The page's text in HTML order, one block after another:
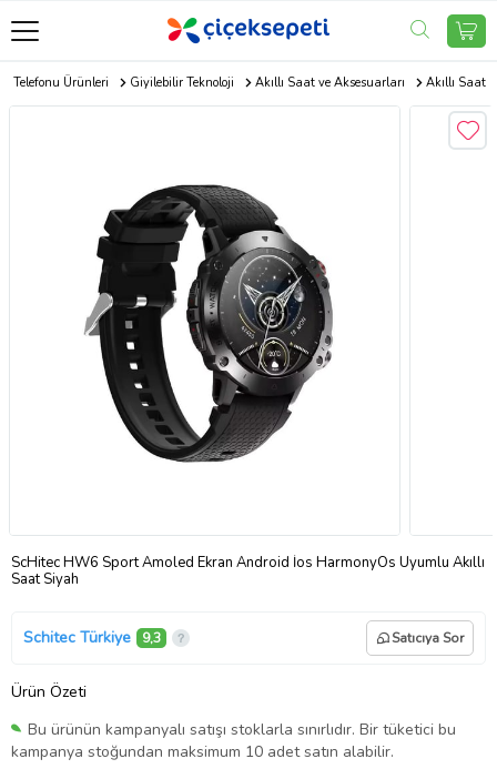
Telefonu Ürünleri Giyilebilir Teknoloji Akıllı Saat ve Aksesuarları Akıllı Saat
ScHitec HW6 Sport Amoled Ekran Android İos HarmonyOs Uyumlu Akıllı
Saat Siyah
Schitec Türkiye 9,3 Satıcıya Sor
Ürün Özeti
Bu ürünün kampanyalı satışı stoklarla sınırlıdır. Bir tüketici bu
kampanya stoğundan maksimum 10 adet satın alabilir.